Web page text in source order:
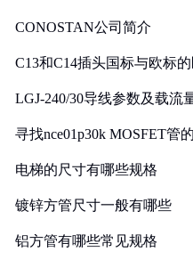
CONOSTAN公司简介
C13和C14插头国标与欧标
LGJ-240/30导线参数及载流
寻找nce01p30k MOSFET管
电梯的尺寸有哪些规格
镀锌方管尺寸一般有哪些
铝方管有哪些常见规格